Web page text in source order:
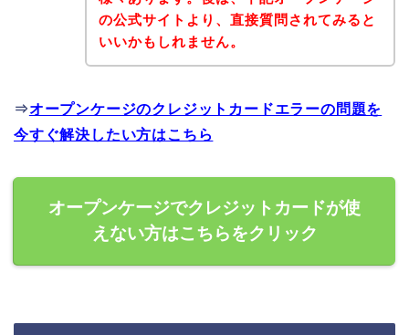
の公式サイトより、直接質問されてみると
いいかもしれません。
⇒オープンケージのクレジットカードエラーの問題を
今すぐ解決したい方はこちら
オープンケージでクレジットカードが使
えない方はこちらをクリック